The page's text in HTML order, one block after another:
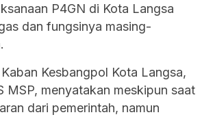
P4GN di Kota Langsa
dan fungsinya masing-
Kesbangpol Kota Langsa,
MSP, menyatakan meskipun saat
dari pemerintah, namun